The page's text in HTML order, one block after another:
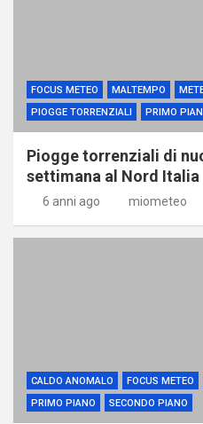
FOCUS METEO MALTEMPO
PIOGGE TORRENZIALI
PRIMO
Piogge torrenziali di
settimana al Nord Italia
6 anni ago miometeo
CALDO ANOMALO FOCUS METEO
PRIMO PIANO
SECONDO PIANO